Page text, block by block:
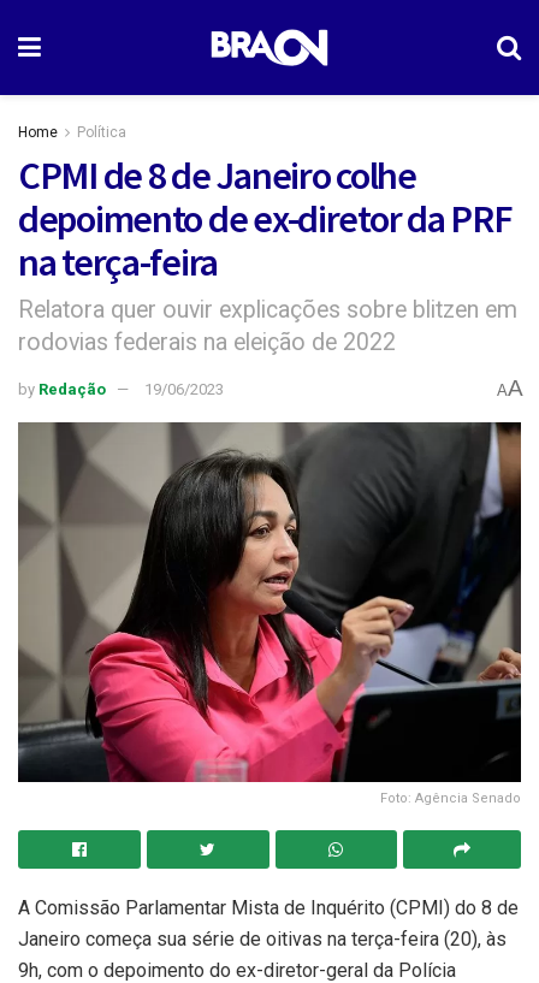
Home Política
CPMI de 8 de Janeiro colhe
depoimento de ex-diretor da PRF
na terça-feira
Relatora quer ouvir explicações sobre blitzen em
rodovias federais na eleição de 2022
by Redação 19/06/2023 AA
Foto: Agência Senado
A Comissão Parlamentar Mista de Inquérito (CPMI) do 8 de
Janeiro começa sua série de oitivas na terça-feira (20), às
9h, com o depoimento do ex-diretor-geral da Polícia